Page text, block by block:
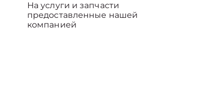
На услуги и запчасти
предоставленные нашей
компанией